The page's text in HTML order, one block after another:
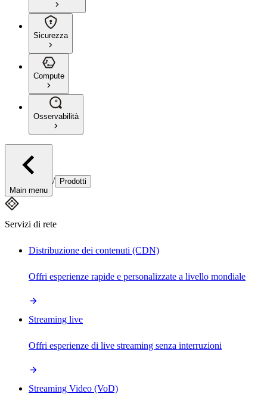
Sicurezza
Compute
Osservabilità
Main menu
/ Prodotti
Servizi di rete
Distribuzione dei contenuti (CDN)
Offri esperienze rapide e personalizzate a livello mondiale
Streaming live
Offri esperienze di live streaming senza interruzioni
Streaming Video (VoD)